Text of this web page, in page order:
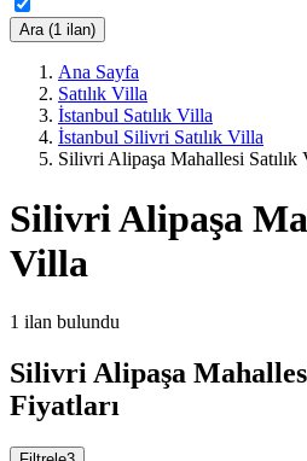
Ara (1 ilan)
Ana Sayfa
Satılık Villa
İstanbul Satılık Villa
İstanbul Silivri Satılık Villa
Silivri Alipaşa Mahallesi Satılık
Silivri Alipaşa
Villa
1 ilan bulundu
Silivri Alipaşa
Fiyatları